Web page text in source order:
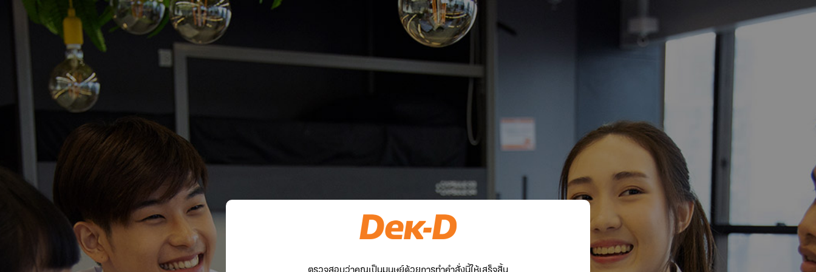
ตรวจสอบว่าคุณเป็นมนุษย์ด้วยการทำคำสั่งนี้ให้เสร็จสิ้น